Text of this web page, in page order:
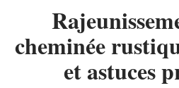
cheminée
et astuces